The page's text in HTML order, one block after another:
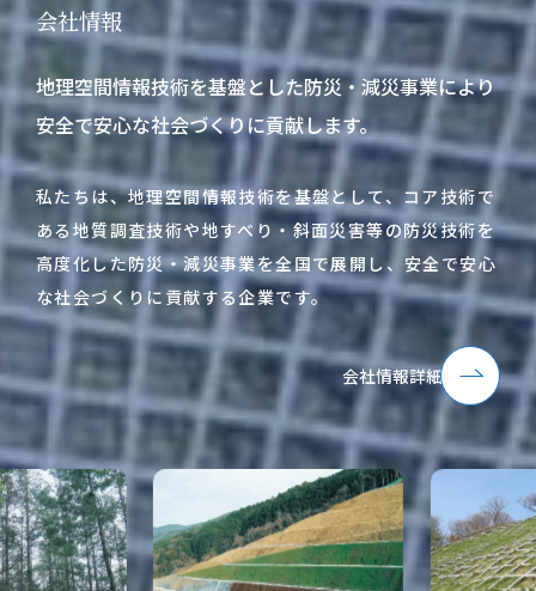
会社情報
地理空間情報技術を基盤とした防災・減災事業により
安全で安心な社会づくりに貢献します。
私たちは、地理空間情報技術を基盤として、コア技術で
ある地質調査技術や地すべり・斜面災害等の防災技術を
高度化した防災・減災事業を全国で展開し、安全で安心
な社会づくりに貢献する企業です。
会社情報詳細